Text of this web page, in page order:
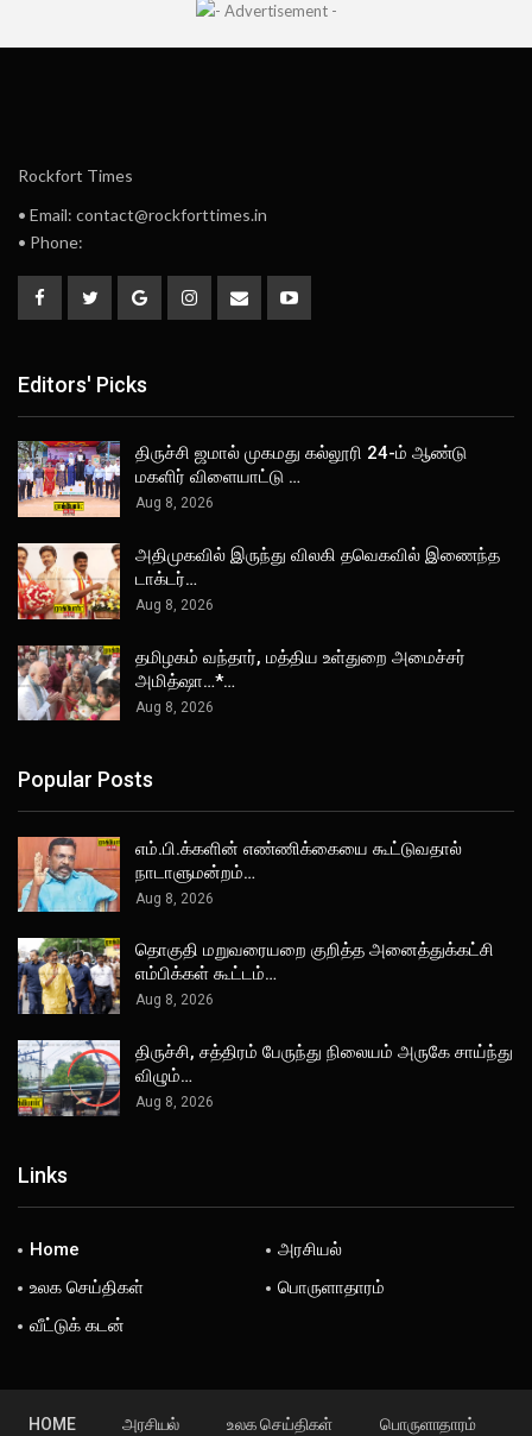
Rockfort Times
• Email: contact@rockforttimes.in
• Phone:
Editors' Picks
திருச்சி ஜமால் முகமது கல்லூரி 24-ம் ஆண்டு
மகளிர் விளையாட்டு …
Aug 8, 2026
அதிமுகவில் இருந்து விலகி தவெகவில் இணைந்த
டாக்டர்…
Aug 8, 2026
தமிழகம் வந்தார், மத்திய உள்துறை அமைச்சர்
அமித்ஷா…*…
Aug 8, 2026
Popular Posts
எம்.பி.க்களின் எண்ணிக்கையை கூட்டுவதால்
நாடாளுமன்றம்…
Aug 8, 2026
தொகுதி மறுவரையறை குறித்த அனைத்துக்கட்சி
எம்பிக்கள் கூட்டம்…
Aug 8, 2026
திருச்சி, சத்திரம் பேருந்து நிலையம் அருகே சாய்ந்து
விழும்…
Aug 8, 2026
Links
Home
அரசியல்
உலக செய்திகள்
பொருளாதாரம்
வீட்டுக் கடன்
HOME அரசியல் உலக செய்திகள் பொருளாதாரம்